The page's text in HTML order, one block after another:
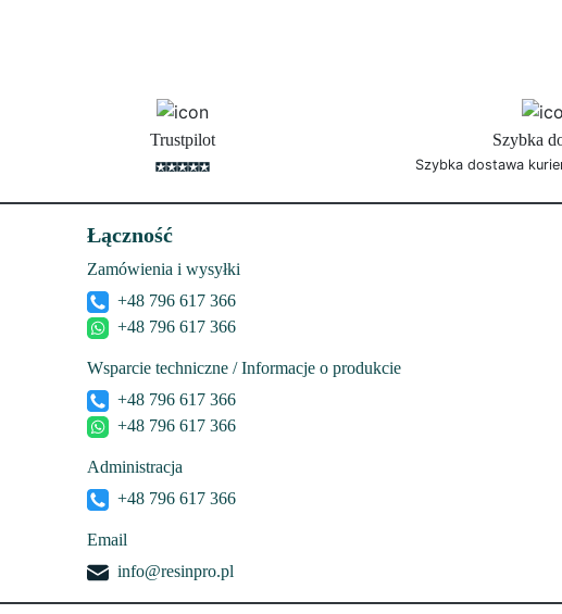
Trustpilot Szybka
Szybka dostawa
Łączność
Zamówienia i wysyłki
+48 796 617 366
+48 796 617 366
Wsparcie techniczne / Informacje o produkcie
+48 796 617 366
+48 796 617 366
Administracja
+48 796 617 366
Email
info@resinpro.pl